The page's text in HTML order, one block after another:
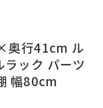
奥行41cm ル
ック パーツ
幅80cm